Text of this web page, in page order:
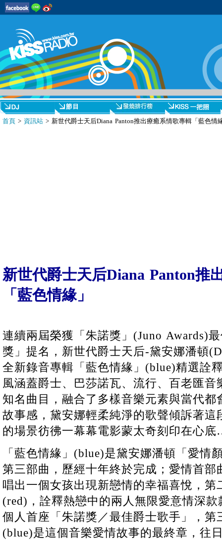
首頁 > 資訊站 > 新世代爵士天后Diana Panton推出療癒系情歌專輯「藍色情
新世代爵士天后Diana Panton推
「藍色情緣」
連續兩屆榮獲「朱諾獎」(Juno Awards)
獎」提名，新世代爵士天后-黛安娜潘頓
全新錄音專輯「藍色情緣」(blue)精選詮
風涵蓋爵士、巴莎諾瓦、流行、百老匯
知名曲目，融合了多樣音樂元素與當代
故事感，黛安娜輕柔純淨的歌聲傾訴著這
的場景彷彿一幕幕電影蒙太奇刻印在心
「藍色情緣」(blue)是黛安娜潘頓「愛情
第三部曲，歷經十年終於完成；愛情首
唱出一個女孩出現新戀情的幸福喜悅，第
(red)，詮釋熱戀中的兩人無限愛意情深
個人首座「朱諾獎／最佳爵士歌手」，第
(blue)是這個音樂愛情故事的最終章，往